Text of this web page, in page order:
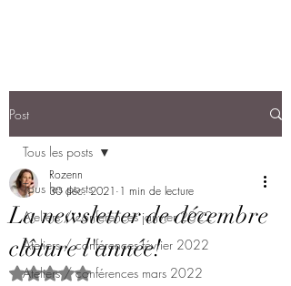
Post
Tous les posts
Ateliers / conférences janvier 2022
Ateliers / conférences février 2022
Ateliers / conférences mars 2022
Tous les posts
La newsletter de décembre
clôture l'année!
Rozenn
30 déc. 2021 1 min de lecture
Noté NaN étoiles sur 5.